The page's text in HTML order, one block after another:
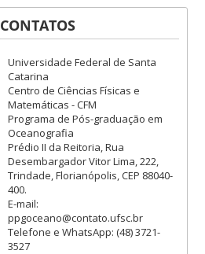
CONTATOS
Universidade Federal de Santa
Catarina
Centro de Ciências Físicas e
Matemáticas - CFM
Programa de Pós-graduação em
Oceanografia
Prédio II da Reitoria, Rua
Desembargador Vitor Lima, 222,
Trindade, Florianópolis, CEP 88040-
400.
E-mail:
ppgoceano@contato.ufsc.br
Telefone e WhatsApp: (48) 3721-
3527